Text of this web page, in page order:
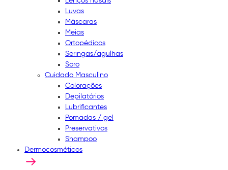
Luvas
Máscaras
Meias
Ortopédicos
Seringas/agulhas
Soro
Cuidado Masculino
Colorações
Depilatórios
Lubrificantes
Pomadas / gel
Preservativos
Shampoo
Dermocosméticos